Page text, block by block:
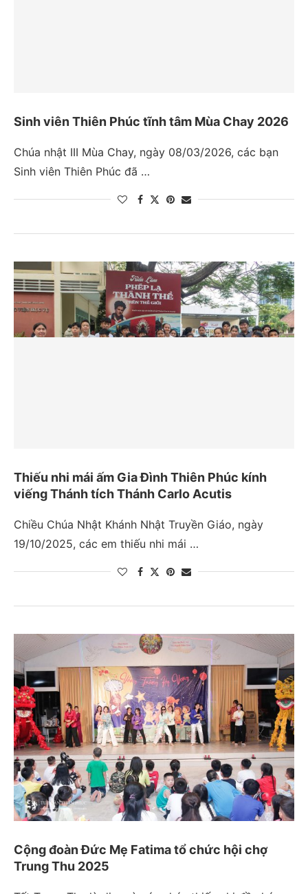
Sinh viên Thiên Phúc tĩnh tâm Mùa Chay 2026
Chúa nhật III Mùa Chay, ngày 08/03/2026, các bạn
Sinh viên Thiên Phúc đã …
Thiếu nhi mái ấm Gia Đình Thiên Phúc kính
viếng Thánh tích Thánh Carlo Acutis
Chiều Chúa Nhật Khánh Nhật Truyền Giáo, ngày
19/10/2025, các em thiếu nhi mái …
Cộng đoàn Đức Mẹ Fatima tổ chức hội chợ
Trung Thu 2025